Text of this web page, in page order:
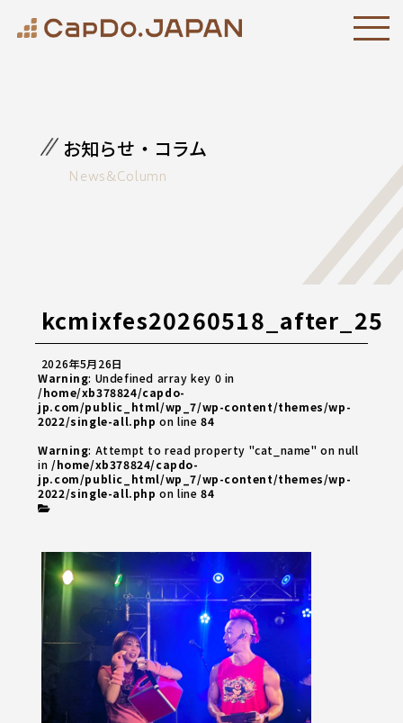
お知らせ・コラム
News&Column
kcmixfes20260518_after_25
2026年5月26日
Warning: Undefined array key 0 in
/home/xb378824/capdo-
jp.com/public_html/wp_7/wp-content/themes/wp-
2022/single-all.php on line84
Warning: Attempt to read property "cat_name" on null
in/home/xb378824/capdo-
jp.com/public_html/wp_7/wp-content/themes/wp-
2022/single-all.php on line84